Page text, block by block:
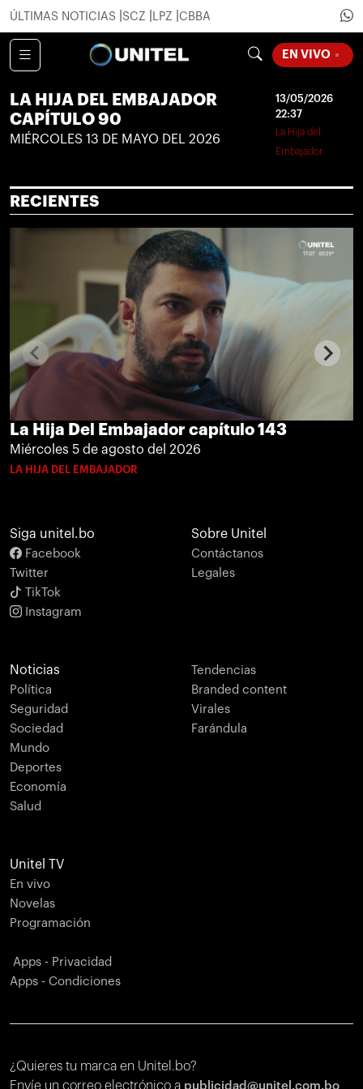
ÚLTIMAS NOTICIAS SCZ LPZ CBBA
EN VIVO
LA HIJA DEL EMBAJADOR
CAPÍTULO 90
MIÉRCOLES 13 DE MAYO DEL 2026
13/05/2026
22:37
La Hija del
Embajador
RECIENTES
La Hija Del Embajador capítulo 143
Miércoles 5 de agosto del 2026
LA HIJA DEL EMBAJADOR
Siga unitel.bo
Facebook
Twitter
TikTok
Instagram
Sobre Unitel
Contáctanos
Legales
Noticias
Política
Seguridad
Sociedad
Mundo
Deportes
Economía
Salud
Tendencias
Branded content
Virales
Farándula
Unitel TV
En vivo
Novelas
Programación
Apps - Privacidad
Apps - Condiciones
¿Quieres tu marca en Unitel.bo?
Envíe un correo electrónico a publicidad@unitel.com.bo